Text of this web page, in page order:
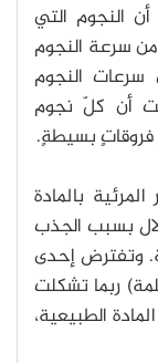
النجوم التي
سرعة النجوم
النجوم
أن كلّ نجوم
فروقاتٍ بسيطةٍ.
بالمادة
بسبب الجذب
وتفترض إحدى
ربما تشكلت
الطبيعية،